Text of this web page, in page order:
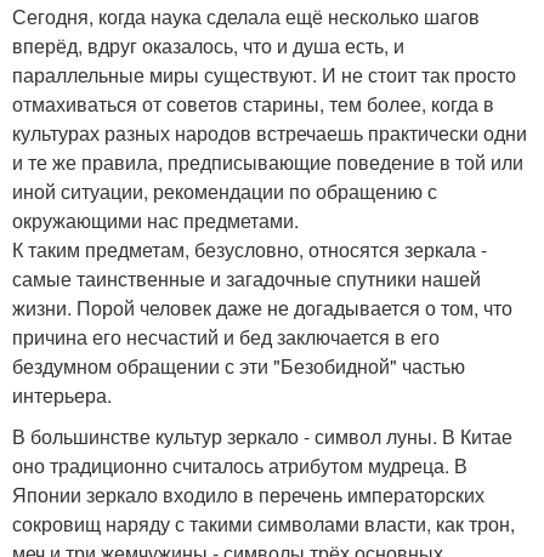
Сегодня, когда наука сделала ещё несколько шагов
вперёд, вдруг оказалось, что и душа есть, и
параллельные миры существуют. И не стоит так просто
отмахиваться от советов старины, тем более, когда в
культурах разных народов встречаешь практически одни
и те же правила, предписывающие поведение в той или
иной ситуации, рекомендации по обращению с
окружающими нас предметами.
К таким предметам, безусловно, относятся зеркала -
самые таинственные и загадочные спутники нашей
жизни. Порой человек даже не догадывается о том, что
причина его несчастий и бед заключается в его
бездумном обращении с эти "Безобидной" частью
интерьера.
В большинстве культур зеркало - символ луны. В Китае
оно традиционно считалось атрибутом мудреца. В
Японии зеркало входило в перечень императорских
сокровищ наряду с такими символами власти, как трон,